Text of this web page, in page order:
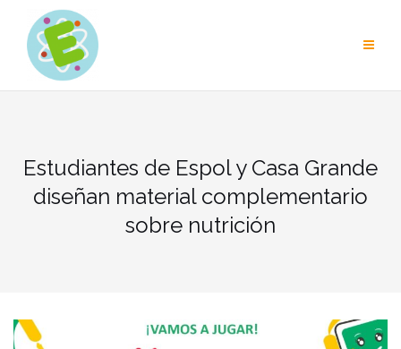
content
Estudiantes de Espol y Casa Grande
diseñan material complementario
sobre nutrición